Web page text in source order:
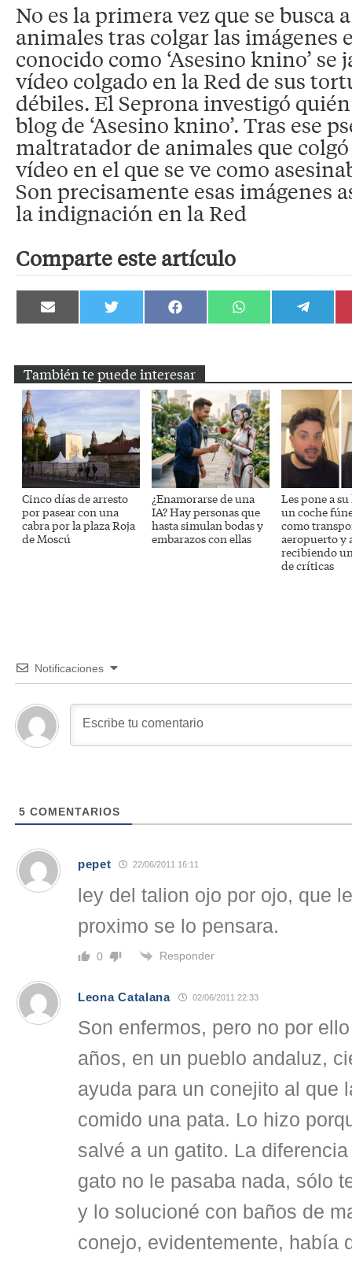
No es la primera vez que se busca
animales tras colgar las imágenes
conocido como ‘Asesino knino’ se
vídeo colgado en la Red de sus
débiles. El Seprona investigó
blog de ‘Asesino knino’. Tras ese
maltratador de animales que
vídeo en el que se ve como
Son precisamente esas imágenes
la indignación en la Red
Comparte este artículo
Compartir
en
Compartir
en
Compartir
en
Compartir
en
Compartir
en
También te puede interesar
Cinco días de arresto
por pasear con una
cabra por la plaza Roja
de Moscú
¿Enamorarse de una
IA? Hay personas que
hasta simulan bodas y
embarazos con ellas
Les pone a
un coche
como
aeropuerto y
recibiendo
de críticas
Notificaciones
5 COMENTARIOS
pepet 22/06/2011 16:11
ley del talion ojo por ojo, que
proximo se lo pensara.
0 Responder
Leona Catalana 02/06/2011 22:33
Son enfermos, pero no por
años, en un pueblo andaluz,
ayuda para un conejito al que
comido una pata. Lo hizo
salvé a un gatito. La
gato no le pasaba nada, sólo
y lo solucioné con baños de
conejo, evidentemente, había